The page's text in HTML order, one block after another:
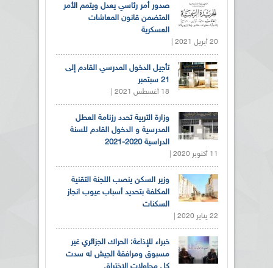
صدور أمر رئاسي يعدل ويتمم الأمر
المتضمن قانون المعاشات
العسكرية
20 أبريل 2021 |
تأجيل الدخول المدرسي القادم إلى
21 سبتمبر
18 أغسطس 2021 |
وزارة التربية تحدد رزنامة العطل
المدرسية و الدخول القادم للسنة
الدراسية 2020-2021
11 أكتوبر 2020 |
وزير السكن ينصب اللجنة التقنية
المكلفة بتحديد أسباب عيوب انجاز
السكنات
22 يناير 2020 |
خبراء للإذاعة: الحراك الجزائري غير
مسبوق ومرافقة الجيش له سدت